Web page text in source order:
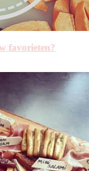
favorieten?